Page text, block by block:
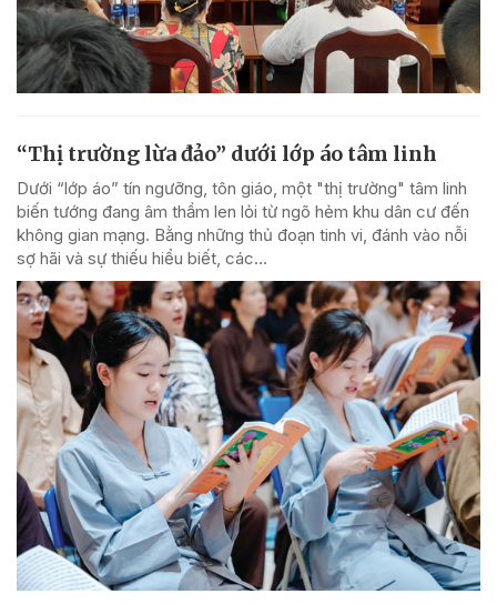
“Thị trường lừa đảo” dưới lớp áo tâm linh
Dưới “lớp áo” tín ngưỡng, tôn giáo, một "thị trường" tâm linh
biến tướng đang âm thầm len lỏi từ ngõ hẻm khu dân cư đến
không gian mạng. Bằng những thủ đoạn tinh vi, đánh vào nỗi
sợ hãi và sự thiếu hiểu biết, các...